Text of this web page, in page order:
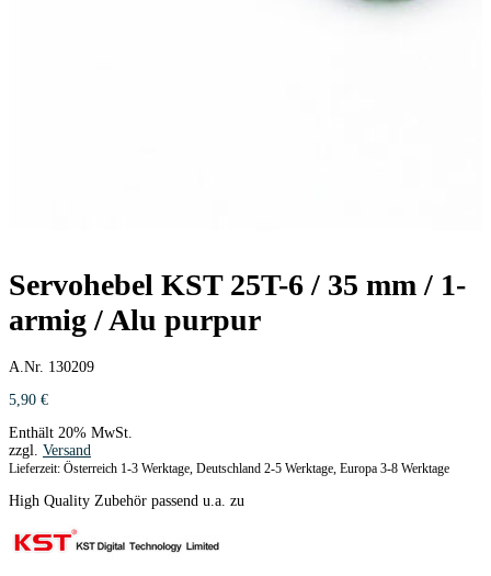
Servohebel KST 25T-6 / 35 mm / 1-
armig / Alu purpur
A.Nr. 130209
5,90 €
Enthält 20% MwSt.
zzgl. Versand
Lieferzeit: Österreich 1-3 Werktage, Deutschland 2-5 Werktage, Europa 3-8 Werktage
High Quality Zubehör passend u.a. zu